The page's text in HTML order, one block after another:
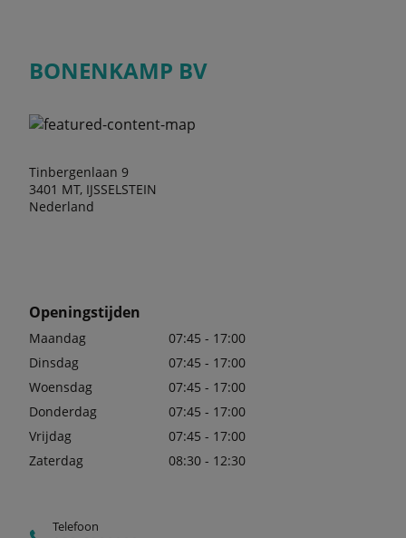
BONENKAMP BV
Tinbergenlaan 9
3401 MT, IJSSELSTEIN
Nederland
Openingstijden
Maandag
07:45 - 17:00
Dinsdag
07:45 - 17:00
Woensdag
07:45 - 17:00
Donderdag
07:45 - 17:00
Vrijdag
07:45 - 17:00
Zaterdag
08:30 - 12:30
Telefoon